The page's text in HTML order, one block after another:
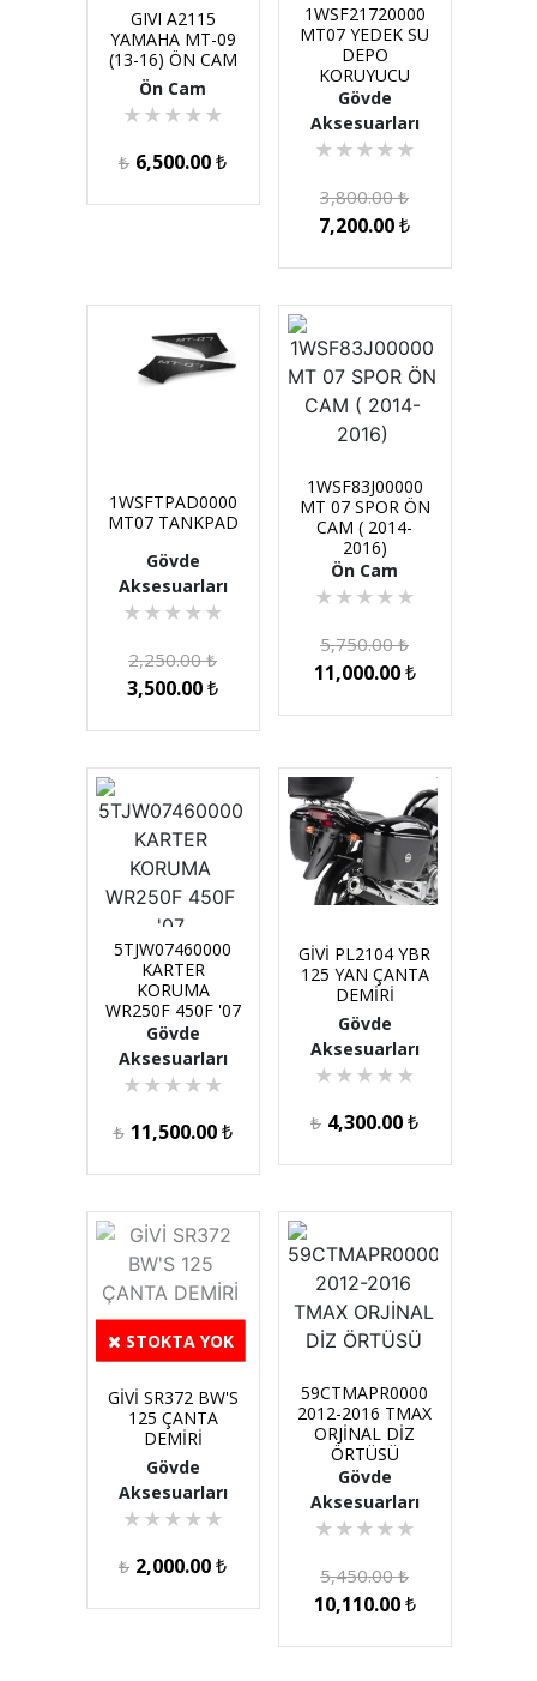
GIVI A2115
YAMAHA MT-09
(13-16) ÖN CAM
Ön Cam
★ ★ ★ ★ ★
₺ 6,500.00₺
1WSF21720000
MT07 YEDEK SU
DEPO
KORUYUCU
Gövde
Aksesuarları
★ ★ ★ ★ ★
3,800.00₺
7,200.00₺
1WSFTPAD0000
MT07 TANKPAD
Gövde
Aksesuarları
★ ★ ★ ★ ★
2,250.00₺
3,500.00₺
1WSF83J00000
MT 07 SPOR ÖN
CAM ( 2014-
2016)
Ön Cam
★ ★ ★ ★ ★
5,750.00₺
11,000.00₺
5TJW07460000
KARTER
KORUMA
WR250F 450F '07
Gövde
Aksesuarları
★ ★ ★ ★ ★
₺ 11,500.00₺
GİVİ PL2104 YBR
125 YAN ÇANTA
DEMİRİ
Gövde
Aksesuarları
★ ★ ★ ★ ★
₺ 4,300.00₺
STOKTA YOK
GİVİ SR372 BW'S
125 ÇANTA
DEMİRİ
Gövde
Aksesuarları
★ ★ ★ ★ ★
₺ 2,000.00₺
59CTMAPR0000
2012-2016 TMAX
ORJİNAL DİZ
ÖRTÜSÜ
Gövde
Aksesuarları
★ ★ ★ ★ ★
5,450.00₺
10,110.00₺